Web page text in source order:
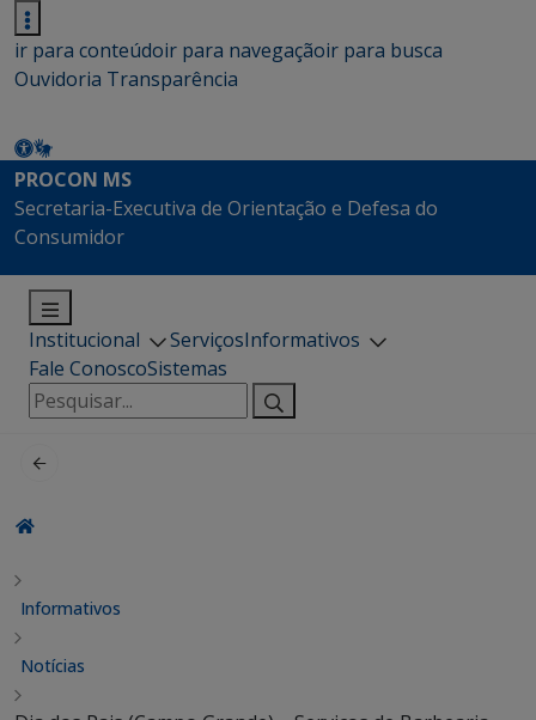
ir para conteúdoir para navegaçãoir para busca
Ouvidoria Transparência
PROCON MS
Secretaria-Executiva de Orientação e Defesa do
Consumidor
Institucional ServiçosInformativos
Fale ConoscoSistemas
Pesquisar
por:
Informativos
Notícias